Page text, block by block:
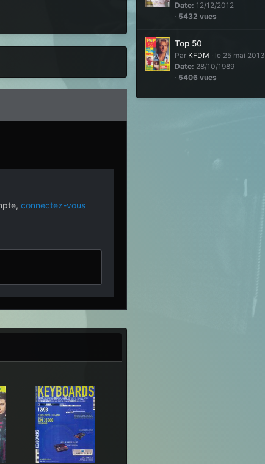
connectez-vous
Date: 12/12/2012
· 5432 vues
Top 50
Par KFDM · le 25 mai 2013
Date: 28/10/1989
· 5406 vues